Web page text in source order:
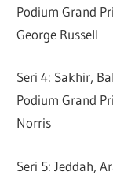
Podium Grand
George Russell
Seri 4: Sakhir,
Podium Grand
Norris
Seri 5: Jeddah,